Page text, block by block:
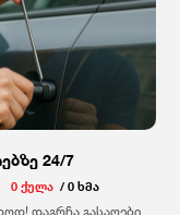
24/7
0 ქულა / 0 ხმა
დაგრჩა გასაღები